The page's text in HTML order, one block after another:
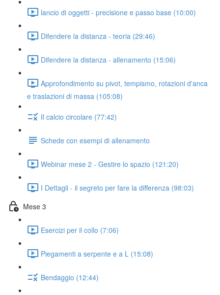
lancio di oggetti - precisione e passo base (10:00)
Difendere la distanza - teoria (29:46)
Difendere la distanza - allenamento (15:06)
Approfondimento su pivot, tempismo, rotazioni d'anca
e traslazioni di massa (105:08)
Il calcio circolare (77:42)
Schede con esempi di allenamento
Webinar mese 2 - Gestire lo spazio (121:20)
I Dettagli - il segreto per fare la differenza (98:03)
Mese 3
Esercizi per il collo (7:06)
Piegamenti a serpente e a L (15:08)
Bendaggio (12:44)